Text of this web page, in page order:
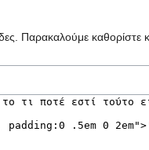
Παρακαλούμε καθορίστε